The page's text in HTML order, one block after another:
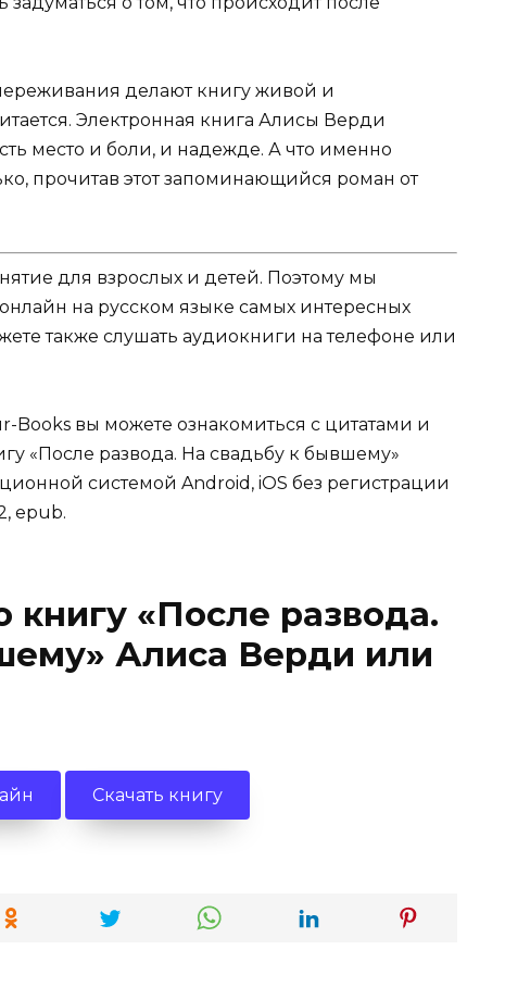
делают книгу живой и
Электронная книга Алисы Верди
место и боли, и надежде. А что именно
прочитав этот запоминающийся роман от
для взрослых и детей. Поэтому мы
на русском языке самых интересных
также слушать аудиокниги на телефоне или
Books вы можете ознакомиться с цитатами и
«После развода. На свадьбу к бывшему»
системой Android, iOS без регистрации
epub.
книгу «После развода.
Алиса Верди или
Скачать книгу